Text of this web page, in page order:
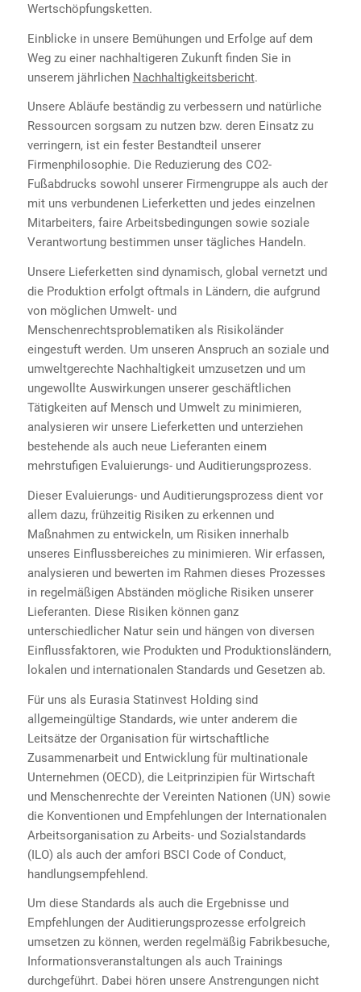
Wertschöpfungsketten.
Einblicke in unsere Bemühungen und Erfolge auf dem
Weg zu einer nachhaltigeren Zukunft finden Sie in
unserem jährlichen Nachhaltigkeitsbericht.
Unsere Abläufe beständig zu verbessern und natürliche
Ressourcen sorgsam zu nutzen bzw. deren Einsatz zu
verringern, ist ein fester Bestandteil unserer
Firmenphilosophie. Die Reduzierung des CO2-
Fußabdrucks sowohl unserer Firmengruppe als auch der
mit uns verbundenen Lieferketten und jedes einzelnen
Mitarbeiters, faire Arbeitsbedingungen sowie soziale
Verantwortung bestimmen unser tägliches Handeln.
Unsere Lieferketten sind dynamisch, global vernetzt und
die Produktion erfolgt oftmals in Ländern, die aufgrund
von möglichen Umwelt- und
Menschenrechtsproblematiken als Risikoländer
eingestuft werden. Um unseren Anspruch an soziale und
umweltgerechte Nachhaltigkeit umzusetzen und um
ungewollte Auswirkungen unserer geschäftlichen
Tätigkeiten auf Mensch und Umwelt zu minimieren,
analysieren wir unsere Lieferketten und unterziehen
bestehende als auch neue Lieferanten einem
mehrstufigen Evaluierungs- und Auditierungsprozess.
Dieser Evaluierungs- und Auditierungsprozess dient vor
allem dazu, frühzeitig Risiken zu erkennen und
Maßnahmen zu entwickeln, um Risiken innerhalb
unseres Einflussbereiches zu minimieren. Wir erfassen,
analysieren und bewerten im Rahmen dieses Prozesses
in regelmäßigen Abständen mögliche Risiken unserer
Lieferanten. Diese Risiken können ganz
unterschiedlicher Natur sein und hängen von diversen
Einflussfaktoren, wie Produkten und Produktionsländern,
lokalen und internationalen Standards und Gesetzen ab.
Für uns als Eurasia Statinvest Holding sind
allgemeingültige Standards, wie unter anderem die
Leitsätze der Organisation für wirtschaftliche
Zusammenarbeit und Entwicklung für multinationale
Unternehmen (OECD), die Leitprinzipien für Wirtschaft
und Menschenrechte der Vereinten Nationen (UN) sowie
die Konventionen und Empfehlungen der Internationalen
Arbeitsorganisation zu Arbeits- und Sozialstandards
(ILO) als auch der amfori BSCI Code of Conduct,
handlungsempfehlend.
Um diese Standards als auch die Ergebnisse und
Empfehlungen der Auditierungsprozesse erfolgreich
umsetzen zu können, werden regelmäßig Fabrikbesuche,
Informationsveranstaltungen als auch Trainings
durchgeführt. Dabei hören unsere Anstrengungen nicht